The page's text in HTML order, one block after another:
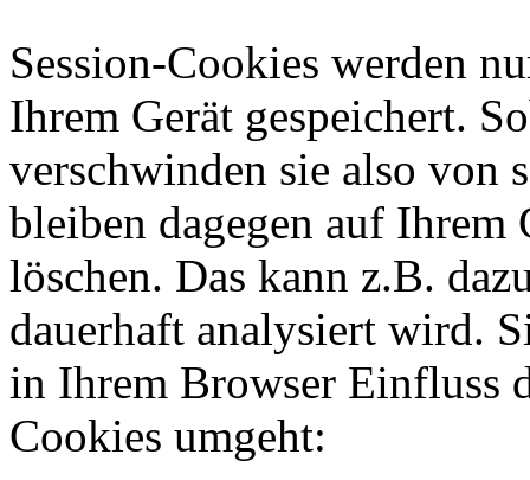
Session-Cookies werden
Ihrem Gerät gespeichert.
verschwinden sie also von
bleiben dagegen auf Ihrem
löschen. Das kann z.B.
dauerhaft analysiert wird.
in Ihrem Browser Einfluss
Cookies umgeht: